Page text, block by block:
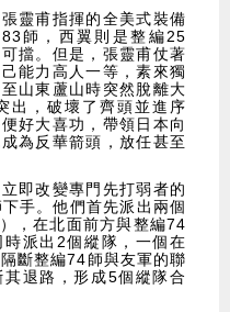
靈甫指揮的全美式裝備
師，西翼則是整編25
擋。但是，張靈甫仗著
能力高人一等，素來獨
山東蘆山時突然脫離大
出，破壞了齊頭並進序
好大喜功，帶領日本向
為反華箭頭，放任甚至
即改變專門先打弱者的
手。他們首先派出兩個
，在北面前方與整編74
派出2個縱隊，一個在
斷整編74師與友軍的聯
退路，形成5個縱隊合